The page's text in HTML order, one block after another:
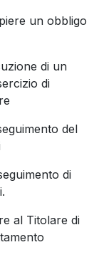
un obbligo
di un
di
del
di
al Titolare di